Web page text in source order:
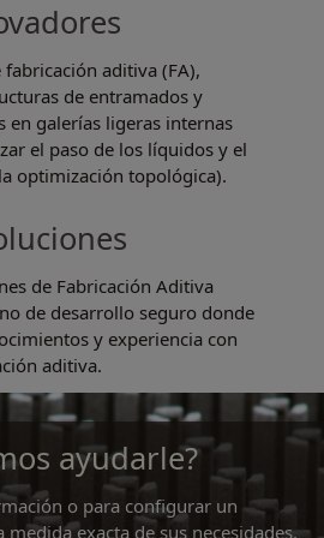
aditiva (FA),
de entramados y
en galerías ligeras internas
el paso de los líquidos y el
optimización topológica).
de Fabricación Aditiva
de desarrollo seguro donde
y experiencia con
aditiva.
ayudarle?
o para configurar un
medida exacta de sus necesidades,